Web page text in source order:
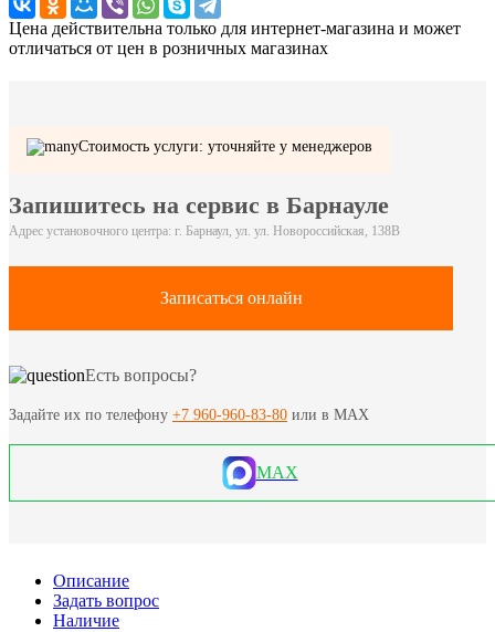
Цена действительна только для интернет-магазина и может
отличаться от цен в розничных магазинах
Стоимость услуги: уточняйте у менеджеров
Запишитесь на сервис в Барнауле
Адрес установочного центра: г. Барнаул, ул. ул. Новороссийская, 138В
Записаться онлайн
Есть вопросы?
Задайте их по телефону +7 960-960-83-80 или в MAX
MAX
Описание
Задать вопрос
Наличие